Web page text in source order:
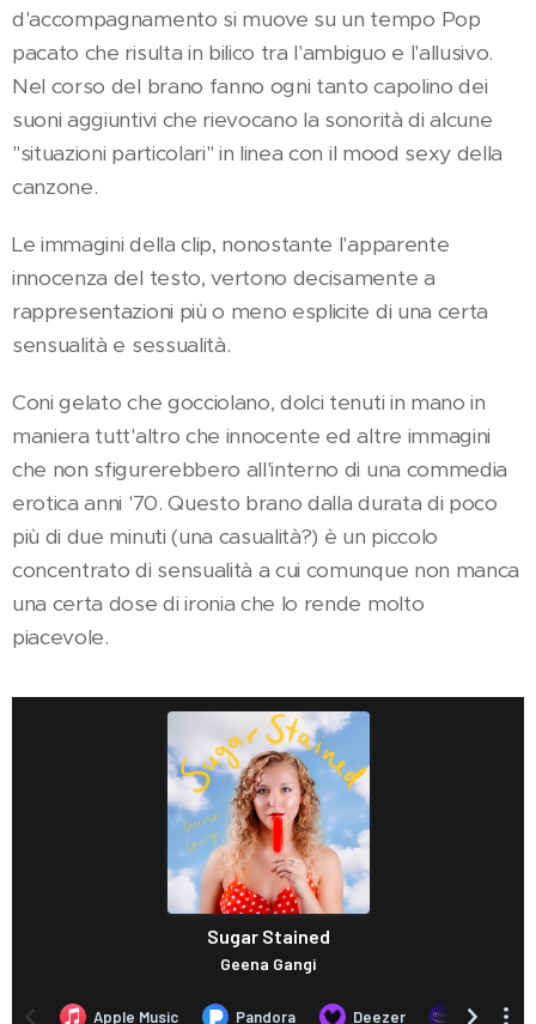
d'accompagnamento si muove su un tempo Pop
pacato che risulta in bilico tra l'ambiguo e l'allusivo.
Nel corso del brano fanno ogni tanto capolino dei
suoni aggiuntivi che rievocano la sonorità di alcune
"situazioni particolari" in linea con il mood sexy della
canzone.
Le immagini della clip, nonostante l'apparente
innocenza del testo, vertono decisamente a
rappresentazioni più o meno esplicite di una certa
sensualità e sessualità.
Coni gelato che gocciolano, dolci tenuti in mano in
maniera tutt'altro che innocente ed altre immagini
che non sfigurerebbero all'interno di una commedia
erotica anni '70. Questo brano dalla durata di poco
più di due minuti (una casualità?) è un piccolo
concentrato di sensualità a cui comunque non manca
una certa dose di ironia che lo rende molto
piacevole.